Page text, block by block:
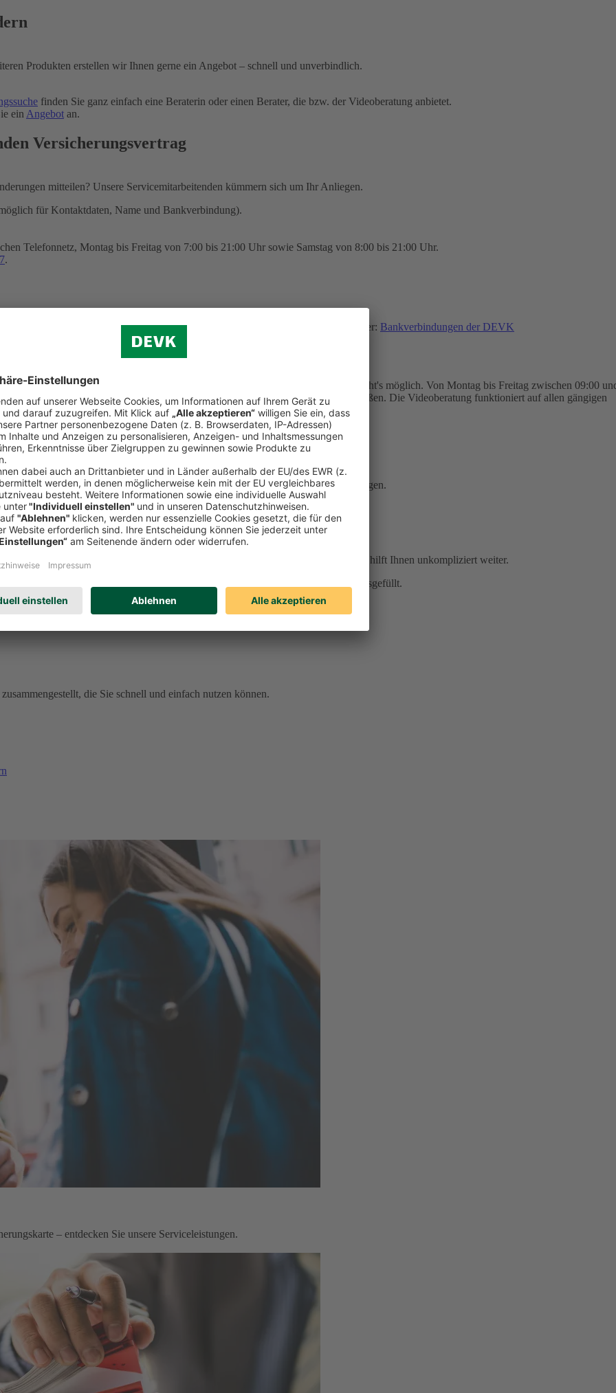
Produkten erstellen wir Ihnen gerne ein Angebot – schnell und unverbindlich.
finden Sie ganz einfach eine Beraterin oder einen Berater, die bzw. der Videoberatung anbietet.
ein Angebot an.
Versicherungsvertrag
mitteilen? Unsere Servicemitarbeitenden kümmern sich um Ihr Anliegen.
für Kontaktdaten, Name und Bankverbindung).
Telefonnetz, Montag bis Freitag von 7:00 bis 21:00 Uhr sowie Samstag von 8:00 bis 21:00 Uhr.
.
SEPA sowie zum Erteilen eines SEPA-Lastschriftmandats finden Sie hier: Bankverbindungen der DEVK
Hause aus
Beratung? Wir sind gerne persönlich für Sie da: Unsere Videoberatung macht's möglich. Von Montag bis Freitag zwischen 09:00
Sie können auf diesem Wege auch einen Versicherungsvertrag abschließen. Die Videoberatung funktioniert auf allen gängigen
Sie sich jetzt bei meineDEVK an und profitieren Sie von unseren Serviceleistungen.
vergessen sind
schnell aus der Welt. Unser Schadenservice ist rund um die Uhr für Sie da und hilft Ihnen unkompliziert weiter.
meineDEVK. Wenn Sie eingeloggt sind, sind Ihre Daten dort bereits für Sie vorausgefüllt.
gebührenfrei aus dem deutschen Telefonnetz).
(gebührenpflichtig aus dem Ausland).
die Sie schnell und einfach nutzen können.
– entdecken Sie unsere Serviceleistungen.